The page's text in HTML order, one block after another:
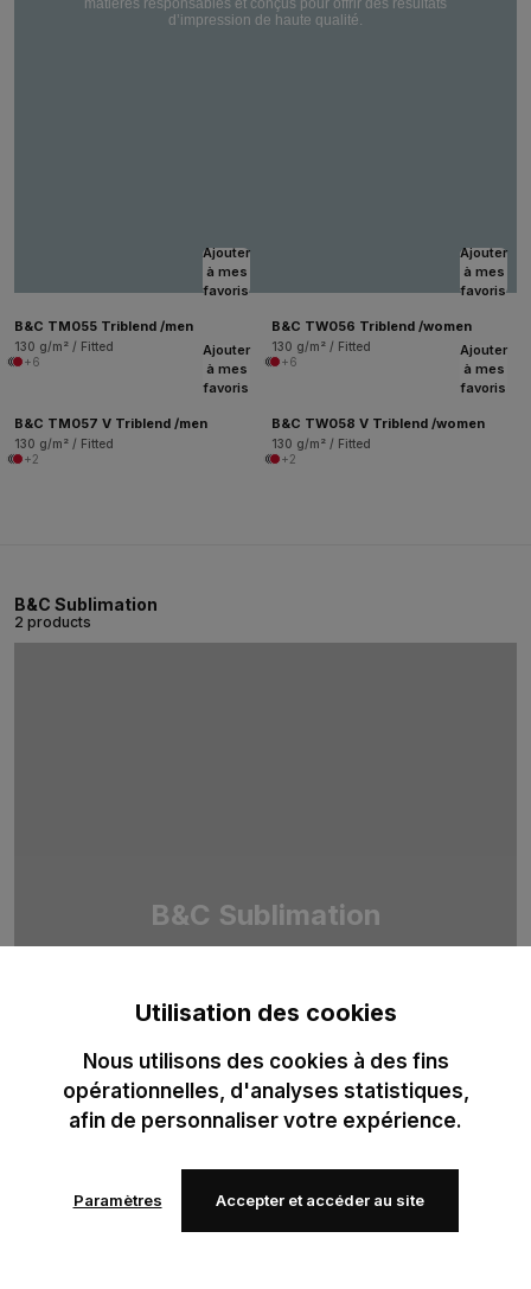
matières responsables et conçus pour offrir des résultats
d’impression de haute qualité.
Ajouter
à mes
favoris
B&C TM055 Triblend /men
130 g/m² / Fitted
+6
Ajouter
à mes
favoris
B&C TW056 Triblend /women
130 g/m² / Fitted
+6
Ajouter
à mes
favoris
B&C TM057 V Triblend /men
130 g/m² / Fitted
+2
Ajouter
à mes
favoris
B&C TW058 V Triblend /women
130 g/m² / Fitted
+2
B&C Sublimation
2 products
B&C Sublimation
haute définition.
Utilisation des cookies
Nous utilisons des cookies à des fins
opérationnelles, d'analyses statistiques,
afin de personnaliser votre expérience.
Paramètres Accepter et accéder au site